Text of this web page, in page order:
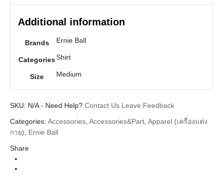
Shirt
quantity
Additional information
Brands Ernie Ball
CategoriesShirt
Size Medium
SKU: N/A- Need Help? Contact Us Leave Feedback
Categories: Accessories, Accessories&Part, Apparel (เครื่องแต่ง
กาย), Ernie Ball
Share